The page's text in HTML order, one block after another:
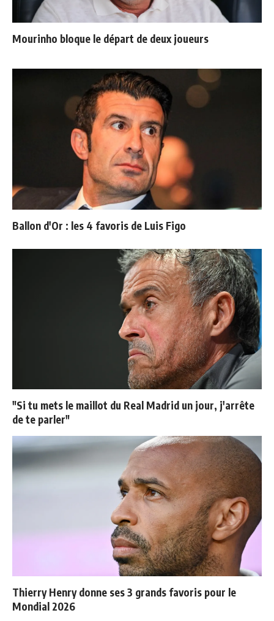
Mourinho bloque le départ de deux joueurs
Ballon d'Or : les 4 favoris de Luis Figo
"Si tu mets le maillot du Real Madrid un jour, j'arrête
de te parler"
Thierry Henry donne ses 3 grands favoris pour le
Mondial 2026